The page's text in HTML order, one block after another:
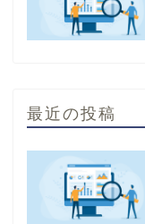
最近の投稿